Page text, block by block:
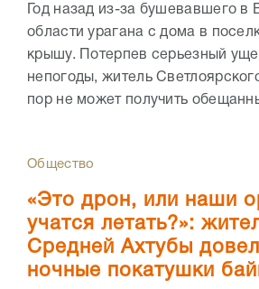
Год назад из-за бушевавшего в
области урагана с дома в
крышу. Потерпев серьезный
непогоды, житель
пор не может получить
Общество
«Это дрон, или наши
учатся летать?»:
Средней Ахтубы
ночные покатушки